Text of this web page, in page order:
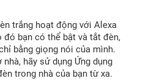
trắng hoạt động với Alexa
bạn có thể bật và tắt đèn,
bằng giọng nói của mình.
hãy sử dụng Ứng dụng
trong nhà của bạn từ xa.